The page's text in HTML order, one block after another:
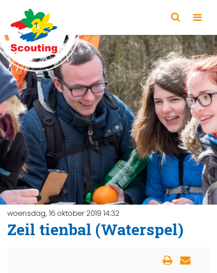
woensdag, 16 oktober 2019 14:32
Zeil tienbal (Waterspel)